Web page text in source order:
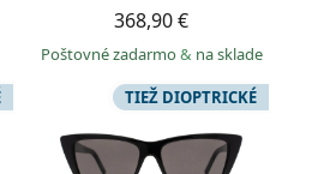
368,90 €
Poštovné zadarmo& na sklade
TIEŽ DIOPTRICKÉ